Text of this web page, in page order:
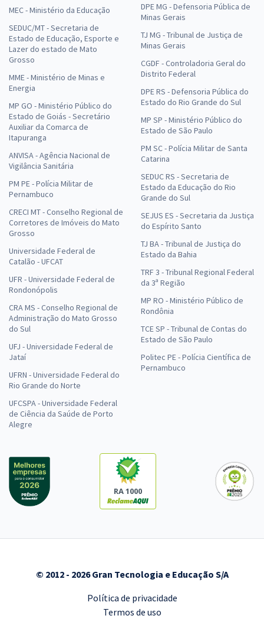
MEC - Ministério da Educação
SEDUC/MT - Secretaria de
Estado de Educação, Esporte e
Lazer do estado de Mato
Grosso
MME - Ministério de Minas e
Energia
MP GO - Ministério Público do
Estado de Goiás - Secretário
Auxiliar da Comarca de
Itapuranga
ANVISA - Agência Nacional de
Vigilância Sanitária
PM PE - Polícia Militar de
Pernambuco
CRECI MT - Conselho Regional de
Corretores de Imóveis do Mato
Grosso
Universidade Federal de
Catalão - UFCAT
UFR - Universidade Federal de
Rondonópolis
CRA MS - Conselho Regional de
Administração do Mato Grosso
do Sul
UFJ - Universidade Federal de
Jataí
UFRN - Universidade Federal do
Rio Grande do Norte
UFCSPA - Universidade Federal
de Ciência da Saúde de Porto
Alegre
DPE MG - Defensoria Pública de
Minas Gerais
TJ MG - Tribunal de Justiça de
Minas Gerais
CGDF - Controladoria Geral do
Distrito Federal
DPE RS - Defensoria Pública do
Estado do Rio Grande do Sul
MP SP - Ministério Público do
Estado de São Paulo
PM SC - Polícia Militar de Santa
Catarina
SEDUC RS - Secretaria de
Estado da Educação do Rio
Grande do Sul
SEJUS ES - Secretaria da Justiça
do Espírito Santo
TJ BA - Tribunal de Justiça do
Estado da Bahia
TRF 3 - Tribunal Regional Federal
da 3ª Região
MP RO - Ministério Público de
Rondônia
TCE SP - Tribunal de Contas do
Estado de São Paulo
Politec PE - Polícia Científica de
Pernambuco
RA 1000
© 2012 - 2026 Gran Tecnologia e Educação S/A
Política de privacidade
Termos de uso